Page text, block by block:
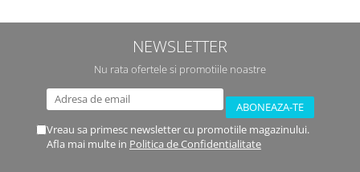
NEWSLETTER
Nu rata ofertele si promotiile noastre
Vreau sa primesc newsletter cu promotiile magazinului.
Afla mai multe in Politica de Confidentialitate